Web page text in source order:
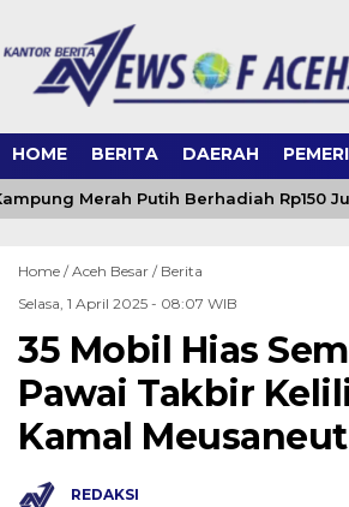
HOME BERITA DAERAH
Merah Putih Berhadiah Rp150
Home /Aceh Besar / Berita
Selasa, 1 April 2025 - 08:07 WIB
35 Mobil Hias
Pawai Takbir
Kamal Meusaneut
REDAKSI